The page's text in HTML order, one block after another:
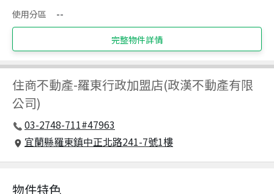
使用分區
--
完整物件詳情
住商不動產-羅東行政加盟店(政漢不動產有限
公司)
03-2748-711#47963
宜蘭縣羅東鎮中正北路241-7號1樓
物件特色